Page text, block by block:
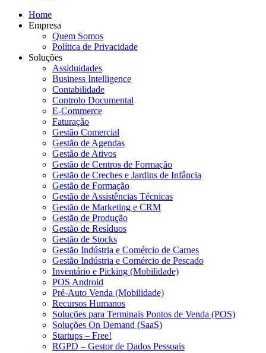
Home
Empresa
Quem Somos
Política de Privacidade
Soluções
Assiduidades
Business Intelligence
Contabilidade
Controlo Documental
E-Commerce
Faturação
Gestão Comercial
Gestão de Agendas
Gestão de Ativos
Gestão de Centros de Formação
Gestão de Creches e Jardins de Infância
Gestão de Formação
Gestão de Assistências Técnicas
Gestão de Marketing e CRM
Gestão de Produção
Gestão de Resíduos
Gestão de Stocks
Gestão Indústria e Comércio de Carnes
Gestão Indústria e Comércio de Pescado
Inventário e Picking (Mobilidade)
POS Android
Pré-Auto Venda (Mobilidade)
Recursos Humanos
Soluções para Terminais Pontos de Venda (POS)
Soluções On Demand (SaaS)
Startups – Free!
RGPD – Gestor de Dados Pessoais